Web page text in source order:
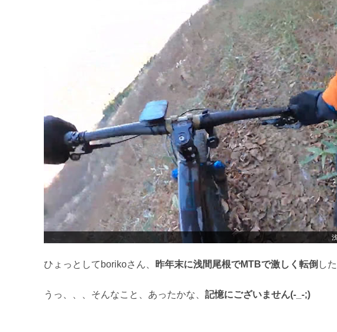
ひょっとしてborikoさん、 昨年末に浅間尾根でMTBで激しく転倒 し
うっ、、、そんなこと、あったかな、 記憶にございません(-_-;)